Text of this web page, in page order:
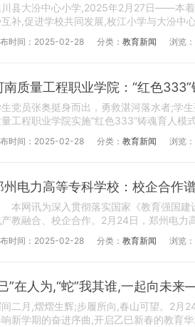
川县大汾中心小学,2025年2月27日——本着
补,促进学校共同发展,枚江小学与大汾中
时间：2025-02-28 分类： 教育新闻 浏览
南质量工程职业学院：“红色
党员张奥挺身而出，勇救湛河落水者;学
量工程职业学院实施“红色333”铸魂育人模
时间：2025-02-28 分类： 教育新闻 浏览
州电力高等专科学校：校企合作
网讯为深入贯彻落实国家《教育强国建
教融合、校企合作。2月24日，郑州电力
时间：2025-02-28 分类： 教育新闻 浏览
”在人为,“蛇”我其谁,一起向未
间二月,熠熠生辉;步履所向,春山可望。2月
新学期的奋进序曲,开启乙巳新春的教育